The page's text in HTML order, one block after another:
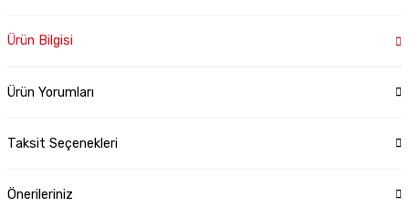
Ürün Bilgisi
Ürün Yorumları
Taksit Seçenekleri
Önerileriniz